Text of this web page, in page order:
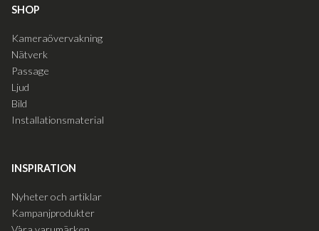
SHOP
Kameraövervakning
Nätverk
Passage
Ljud
Bild
Installationsmaterial
INSPIRATION
Nyheter och artiklar
Kampanjprodukter